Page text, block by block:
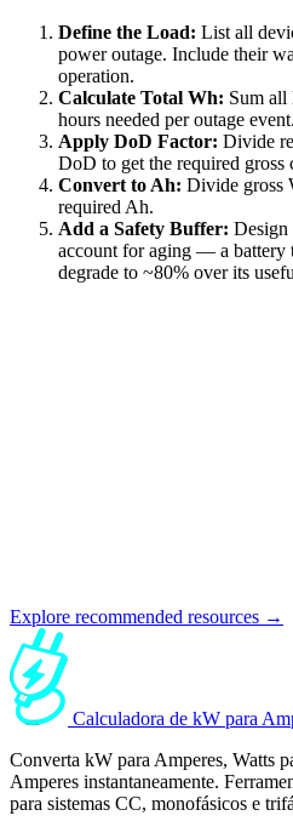
Define the Load: List all
power outage. Include their
operation.
Calculate Total Wh: Sum all
hours needed per outage event.
Apply DoD Factor: Divide
DoD to get the required gross
Convert to Ah: Divide gross
required Ah.
Add a Safety Buffer: Design
account for aging — a battery
degrade to ~80% over its
Explore recommended resources →
Calculadora de kW para
Converta kW para Amperes, Watts
Amperes instantaneamente.
para sistemas CC, monofásicos e